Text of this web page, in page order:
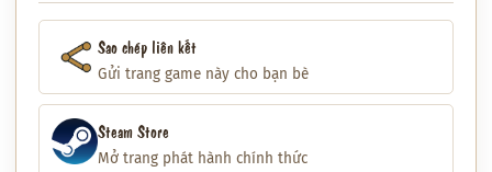
Sao chép liên kết
Gửi trang game này cho bạn bè
Steam Store
Mở trang phát hành chính thức